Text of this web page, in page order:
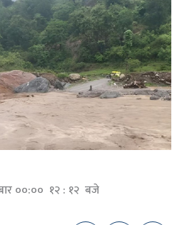
००:०० १२ : १२ बजे